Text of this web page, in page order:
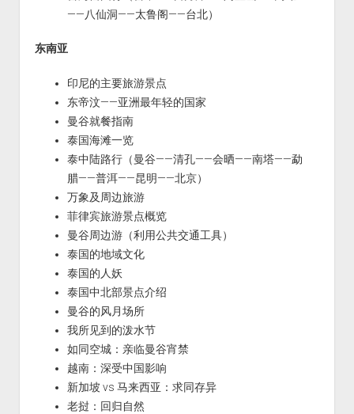
——八仙洞——太鲁阁——台北）
东南亚
印尼的主要旅游景点
东帝汶——亚洲最年轻的国家
曼谷就餐指南
泰国海滩一览
泰中陆路行（曼谷——清孔——会晒——南塔——勐
腊——普洱——昆明——北京）
万象及周边旅游
菲律宾旅游景点概览
曼谷周边游（利用公共交通工具）
泰国的地域文化
泰国的人妖
泰国中北部景点介绍
曼谷的风月场所
我所见到的泼水节
如同空城：亲临曼谷宵禁
越南：深受中国影响
新加坡 vs 马来西亚：求同存异
老挝：回归自然